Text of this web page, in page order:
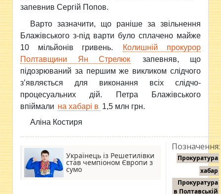
запевнив Сергій Попов.
Варто зазначити, що раніше за звільнення
Блажівського з-під варти було сплачено майже
10 мільйонів гривень.
Колишній прокурор
Полтавщини Ян Стрелюк
запевняв, що
підозрюваний за першим же викликом слідчого
з’являється для виконання всіх слідчо-
процесуальних дій. Петра Блажівського
впіймали на хабарі в 1,5 млн грн.
Аліна Костиря
Українець із Решетилівки
став чемпіоном Європи з
сумо
Позначення:
Прокуратура
хабар
Прокуратура
в Полтавській